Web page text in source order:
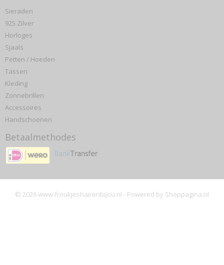
Sieraden
925 Zilver
Horloges
Sjaals
Petten / Hoeden
Tassen
Kleding
Zonnebrillen
Accessoires
Handschoenen
Betaalmethodes
© 2026 www.froukjeshairenbijou.nl - Powered by Shoppagina.nl